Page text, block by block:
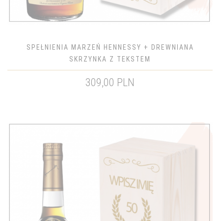
SPEŁNIENIA MARZEŃ HENNESSY + DREWNIANA
SKRZYNKA Z TEKSTEM
309,00 PLN